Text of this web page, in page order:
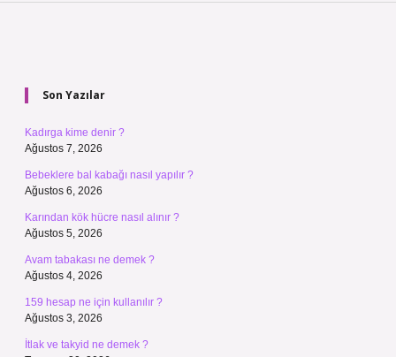
Son Yazılar
Kadırga kime denir ?
Ağustos 7, 2026
Bebeklere bal kabağı nasıl yapılır ?
Ağustos 6, 2026
Karından kök hücre nasıl alınır ?
Ağustos 5, 2026
Avam tabakası ne demek ?
Ağustos 4, 2026
159 hesap ne için kullanılır ?
Ağustos 3, 2026
İtlak ve takyid ne demek ?